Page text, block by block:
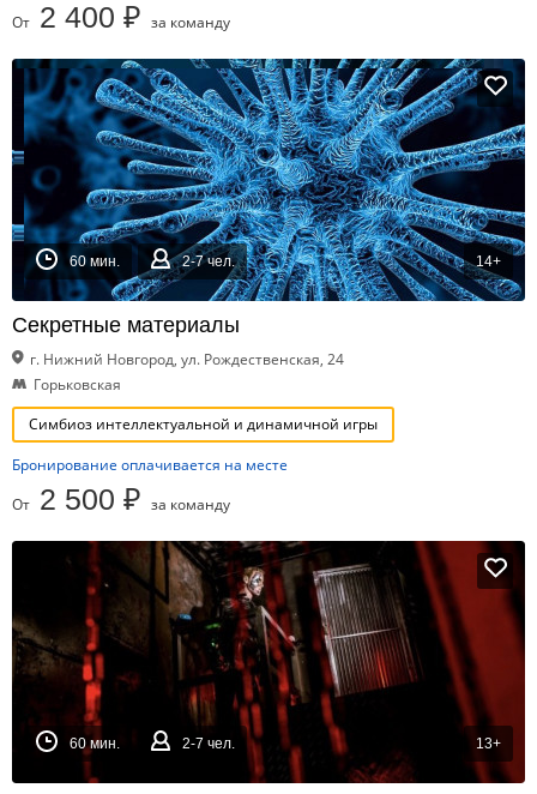
От 2 400 ₽ за команду
60 мин. 2-7 чел. 14+
Секретные материалы
г. Нижний Новгород, ул. Рождественская, 24
Горьковская
Симбиоз интеллектуальной и динамичной игры
Бронирование оплачивается на месте
От 2 500 ₽ за команду
60 мин. 2-7 чел. 13+